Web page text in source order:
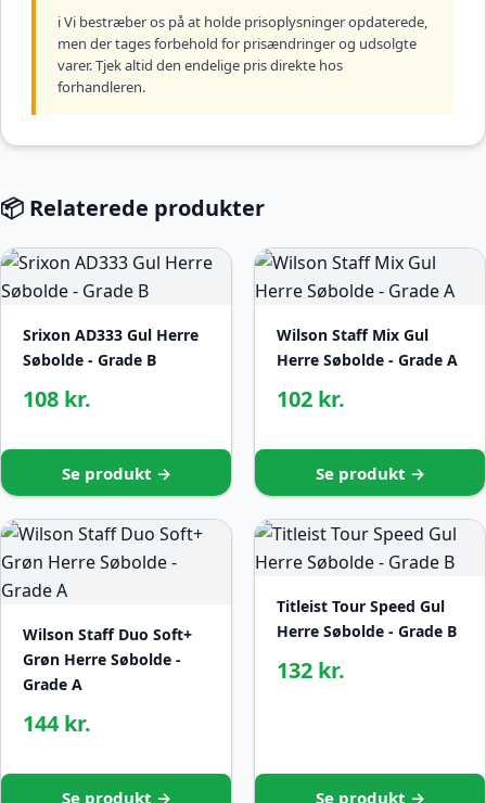
ℹ️ Vi bestræber os på at holde prisoplysninger opdaterede,
men der tages forbehold for prisændringer og udsolgte
varer. Tjek altid den endelige pris direkte hos
forhandleren.
📦 Relaterede produkter
Srixon AD333 Gul Herre
Søbolde - Grade B
108 kr.
Se produkt →
Wilson Staff Mix Gul
Herre Søbolde - Grade A
102 kr.
Se produkt →
Wilson Staff Duo Soft+
Grøn Herre Søbolde -
Grade A
144 kr.
Se produkt →
Titleist Tour Speed Gul
Herre Søbolde - Grade B
132 kr.
Se produkt →